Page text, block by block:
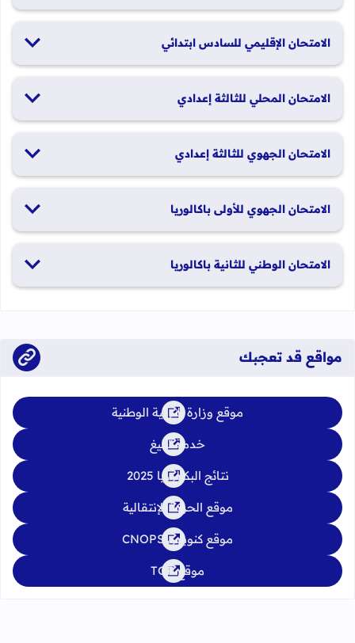
الامتحان الإقليمي للسادس ابتدائي
الامتحان المحلي للثالثة إعدادي
الامتحان الجهوي للثالثة إعدادي
الامتحان الجهوي للأولى باكالوريا
2026
الامتحان الوطني للثانية باكالوريا
مواقع قد تعجبك
موقع وزارة التربية الوطنية
خدمة تبليغ
نتائج البكالوريا 2025
موقع الحركة الإنتقالية
موقع كنوبس CNOPS
موقع TGR